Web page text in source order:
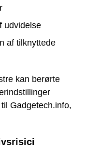
udvidelse
af tilknyttede
kan berørte
Gadgetech.info,